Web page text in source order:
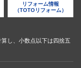
リフォーム情報
（TOTOリフォーム）
し、小数点以下は四捨五